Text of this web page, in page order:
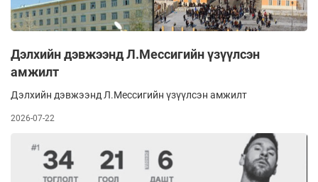
Дэлхийн дэвжээнд Л.Мессигийн үзүүлсэн
амжилт
Дэлхийн дэвжээнд Л.Мессигийн үзүүлсэн амжилт
2026-07-22